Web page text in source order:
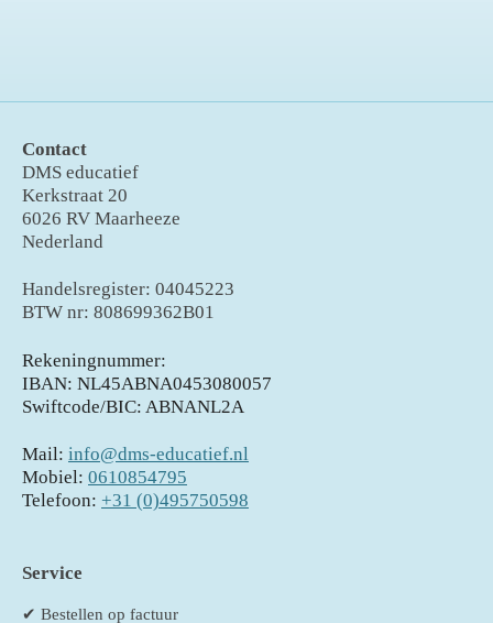
Contact
DMS educatief
Kerkstraat 20
6026 RV Maarheeze
Nederland
Handelsregister: 04045223
BTW nr: 808699362B01
Rekeningnummer:
IBAN: NL45ABNA0453080057
Swiftcode/BIC: ABNANL2A
Mail: info@dms-educatief.nl
Mobiel: 0610854795
Telefoon: +31 (0)495750598
Service
✔ Bestellen op factuur